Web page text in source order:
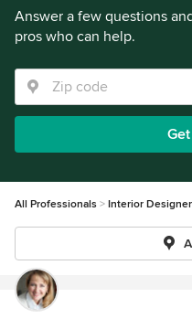
Answer a few questions
pros who can help.
All Professionals Interior